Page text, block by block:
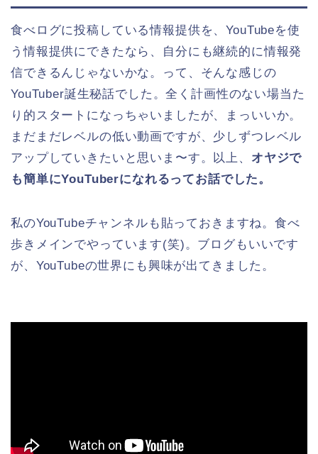
食べログに投稿している情報提供を、YouTubeを使
う情報提供にできたなら、自分にも継続的に情報発
信できるんじゃないかな。って、そんな感じの
YouTuber誕生秘話でした。全く計画性のない場当た
り的スタートになっちゃいましたが、まっいいか。
まだまだレベルの低い動画ですが、少しずつレベル
アップしていきたいと思いま〜す。以上、 オヤジで
も簡単にYouTuberになれるってお話でした。
私のYouTubeチャンネルも貼っておきますね。食べ
歩きメインでやっています(笑)。ブログもいいです
が、YouTubeの世界にも興味が出てきました。